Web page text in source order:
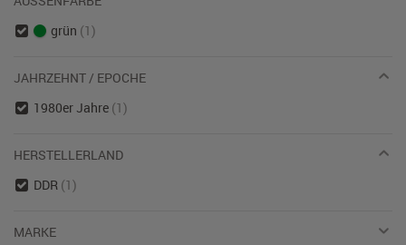
grün (1)
JAHRZEHNT / EPOCHE
1980er Jahre (1)
HERSTELLERLAND
DDR (1)
MARKE